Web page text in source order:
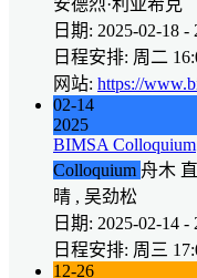
日期: 2025-02-18 -
日程安排: 周二
网站: https://
02-14
2025
BIMSA Colloquium
Colloquium 舟木
晴 , 吴劲松
日期: 2025-02-14 -
日程安排: 周三
12-26